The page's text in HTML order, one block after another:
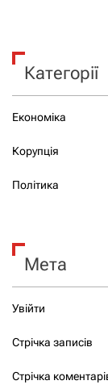
Категорії
Економіка
Корупція
Політика
Мета
Увійти
Стрічка записів
Стрічка